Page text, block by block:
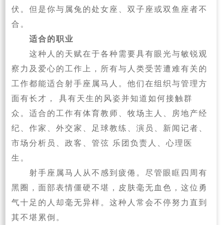
伏。但是你与属兔的处女座、双子座或双鱼座者不
合。
适合的职业
这种人的天赋在于各种需要具有眼光与敏锐观
察力及爱心的工作上，所有与人类受苦遭难有关的
工作都能适合射手座属马人。他们在组织与管理方
面有长才， 具有天生的风姿并知道如何接触群
众。适合的工作有体育教师、牧场主人、房地产经
纪、作家、外交家、足球教练、演员、新闻记者、
市场分析员、政客、管弦 乐团负责人、心理医
生。
射手座属马人从不感到疲倦。尽管眼眶四周有
黑圈，面部表情僵硬不堪，皮肤毫无血色，这位勇
气十足的人却毫无异样。这种人常会不停努力直到
其不堪累倒。